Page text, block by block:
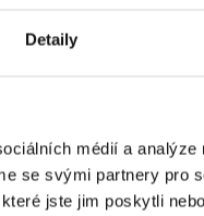
Detaily
médií a
se svými partnery pro
jste jim poskytli